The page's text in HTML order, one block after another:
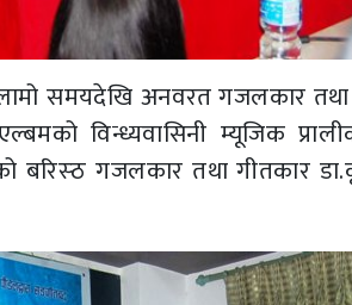
समयदेखि अनवरत गजलकार
विन्ध्यवासिनी म्यूजिक
बरिस्ठ गजलकार तथा गीतकार